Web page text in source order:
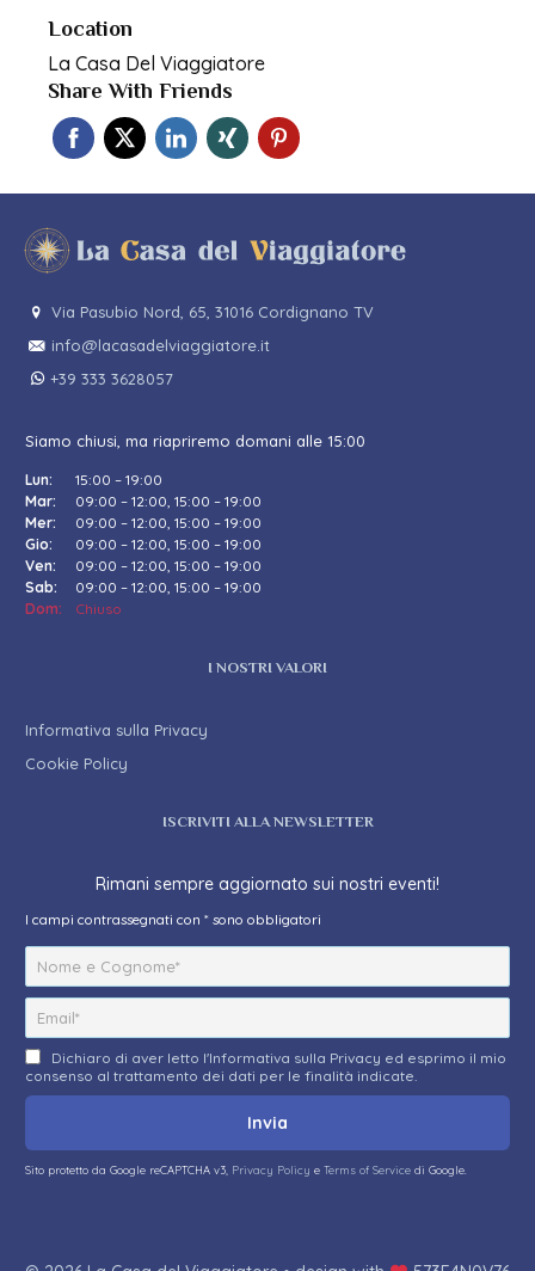
Location
La Casa Del Viaggiatore
Share With Friends
Via Pasubio Nord, 65, 31016 Cordignano TV
info@lacasadelviaggiatore.it
+39 333 3628057
Siamo chiusi, ma riapriremo domani alle 15:00
Lun:
15:00 – 19:00
Mar:
09:00 – 12:00, 15:00 – 19:00
Mer:
09:00 – 12:00, 15:00 – 19:00
Gio:
09:00 – 12:00, 15:00 – 19:00
Ven:
09:00 – 12:00, 15:00 – 19:00
Sab:
09:00 – 12:00, 15:00 – 19:00
Dom:
Chiuso
I NOSTRI VALORI
Informativa sulla Privacy
Cookie Policy
ISCRIVITI ALLA NEWSLETTER
Rimani sempre aggiornato sui nostri eventi!
I campi contrassegnati con * sono obbligatori
Dichiaro di aver letto l'Informativa sulla Privacy ed esprimo il mio
consenso al trattamento dei dati per le finalità indicate.
Sito protetto da Google reCAPTCHA v3, Privacy Policy e Terms of Service di Google.